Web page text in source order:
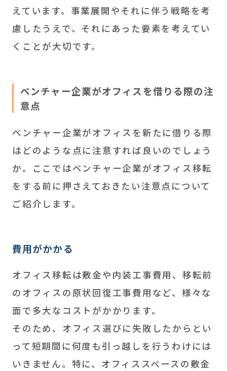
えています。事業展開やそれに伴う戦略を考
慮したうえで、それにあった要素を考えてい
くことが大切です。
ベンチャー企業がオフィスを借りる際の注
意点
ベンチャー企業がオフィスを新たに借りる際
はどのような点に注意すれば良いのでしょう
か。ここではベンチャー企業がオフィス移転
をする前に押さえておきたい注意点について
ご紹介します。
費用がかかる
オフィス移転は敷金や内装工事費用、移転前
のオフィスの原状回復工事費用など、様々な
面で多大なコストがかかります。
そのため、オフィス選びに失敗したからとい
って短期間に何度も引っ越しを行うわけには
いきません。特に、オフィススペースの敷金